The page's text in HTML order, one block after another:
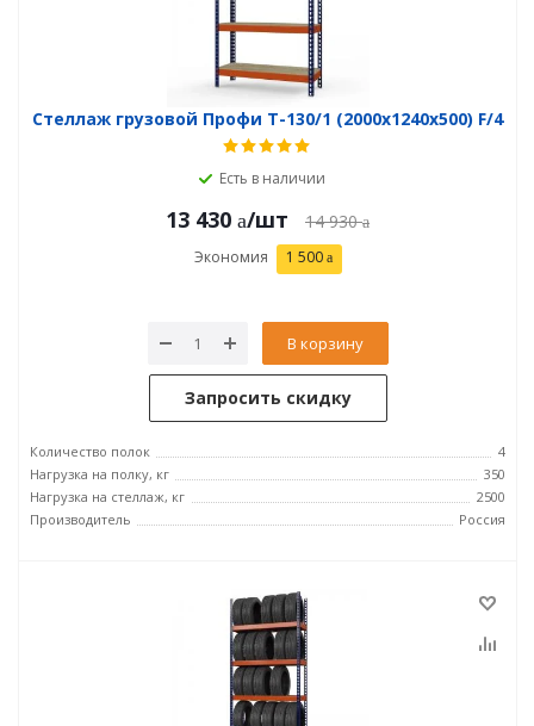
Стеллаж грузовой Профи Т-130/1 (2000x1240x500) F/4
Есть в наличии
13 430 /шт 14 930
Экономия 1 500
В корзину
Запросить скидку
Количество полок
4
Нагрузка на полку, кг
350
Нагрузка на стеллаж, кг
2500
Производитель
Россия